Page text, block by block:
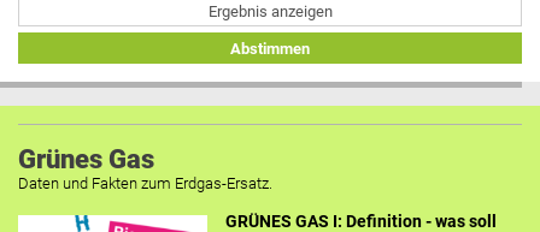
Ergebnis anzeigen
Abstimmen
Grünes Gas
Daten und Fakten zum Erdgas-Ersatz.
GRÜNES GAS I: Definition - was soll